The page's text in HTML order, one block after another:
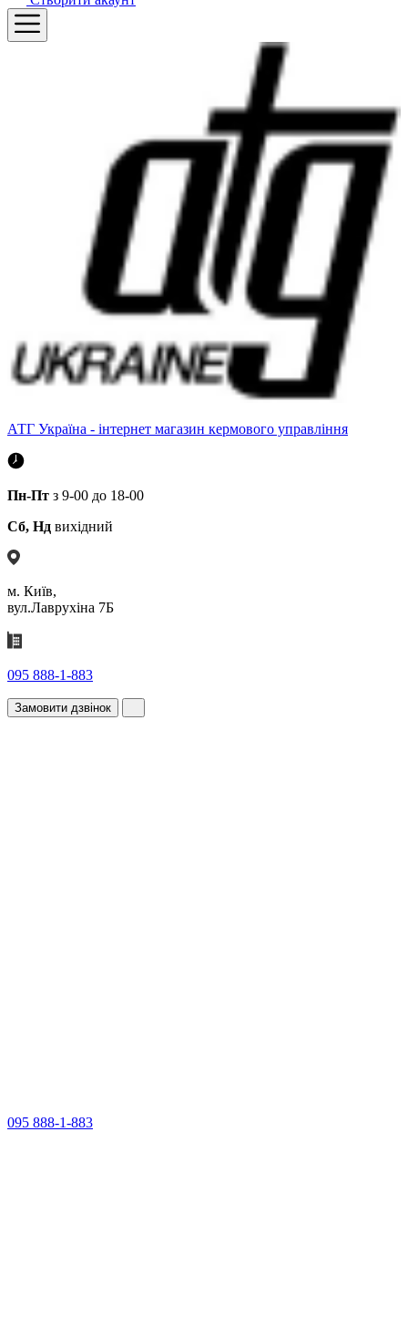
АТГ Україна - інтернет магазин кермового управління
Пн-Пт з 9-00 до 18-00
Сб, Нд вихідний
м. Київ,
вул.Лаврухіна 7Б
095 888-1-883
Замовити дзвінок
095 888-1-883